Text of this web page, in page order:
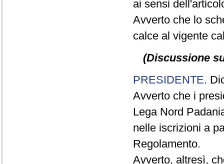
ai sensi
Avverto che lo
calce al vigente
(Discussione
PRESIDENTE.
Avverto che i
Lega Nord
nelle iscrizioni a
Regolamento.
Avverto, altresì,